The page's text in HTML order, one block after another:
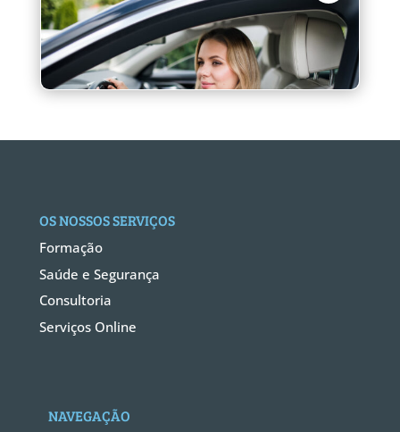
OS NOSSOS SERVIÇOS
Formação
Saúde e Segurança
Consultoria
Serviços Online
NAVEGAÇÃO